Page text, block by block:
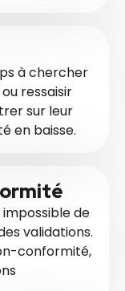
à chercher
ressaisir
sur leur
en baisse.
impossible de
validations.
conformité,